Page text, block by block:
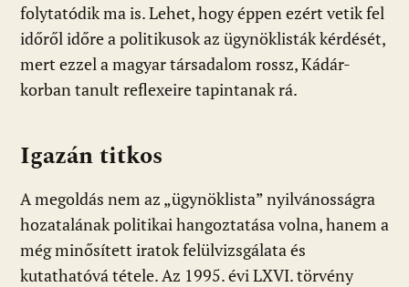
folytatódik ma is. Lehet, hogy éppen ezért vetik fel
időről időre a politikusok az ügynöklisták kérdését,
mert ezzel a magyar társadalom rossz, Kádár-
korban tanult reflexeire tapintanak rá.
Igazán titkos
A megoldás nem az „ügynöklista” nyilvánosságra
hozatalának politikai hangoztatása volna, hanem a
még minősített iratok felülvizsgálata és
kutathatóvá tétele. Az 1995. évi LXVI. törvény